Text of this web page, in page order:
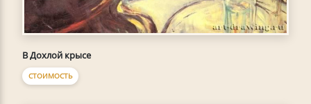
В Дохлой крысе
СТОИМОСТЬ